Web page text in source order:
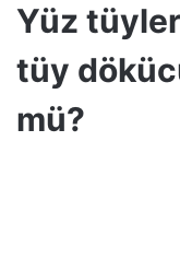
Yüz
tüy
mü?